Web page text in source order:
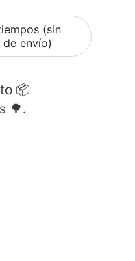
(sin
de envío)
📦
🌳.